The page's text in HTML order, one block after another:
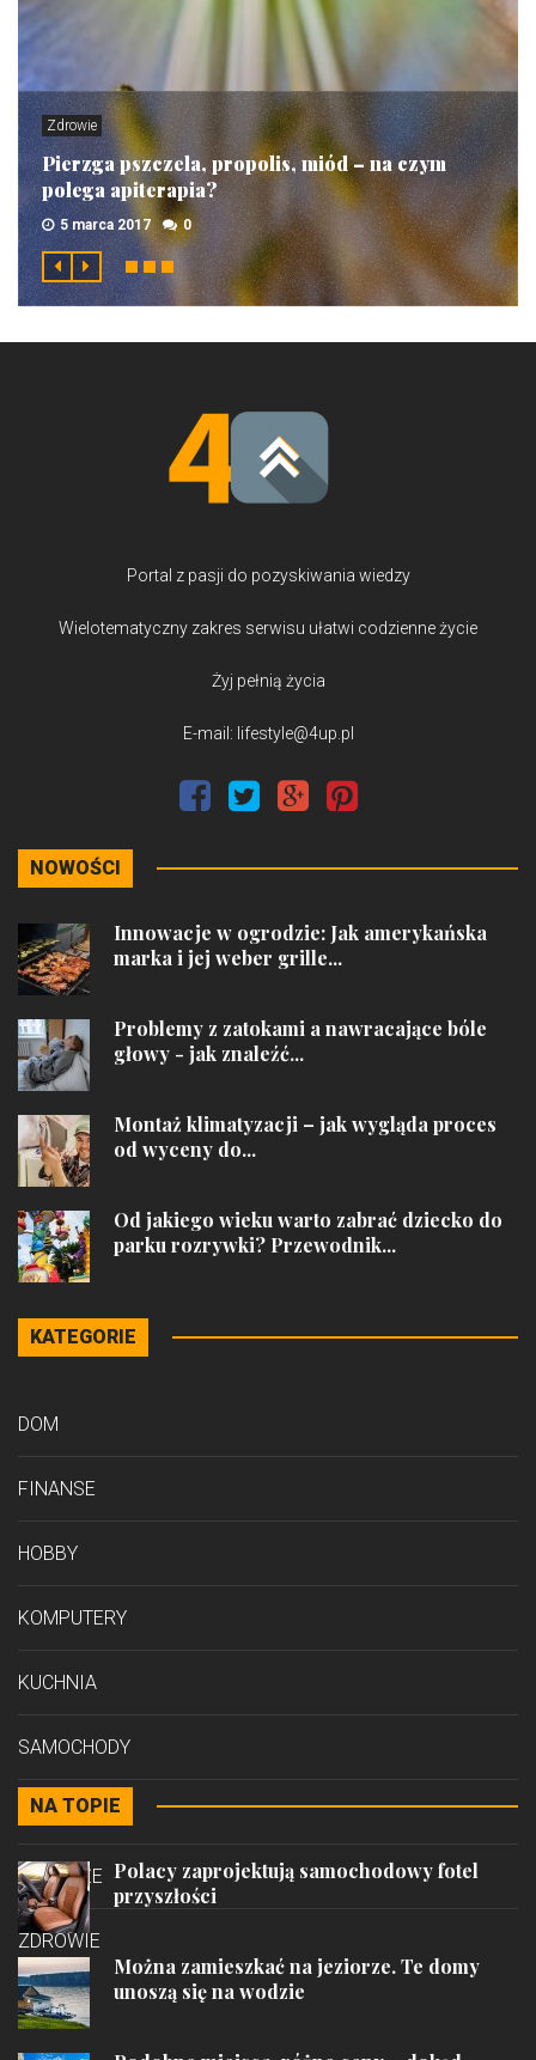
Zdrowie
Pierzga pszczela, propolis, miód – na czym
polega apiterapia?
5 marca 2017 0
Portal z pasji do pozyskiwania wiedzy
Wielotematyczny zakres serwisu ułatwi codzienne życie
Żyj pełnią życia
E-mail: lifestyle@4up.pl
NOWOŚCI
Innowacje w ogrodzie: Jak amerykańska
marka i jej weber grille...
Problemy z zatokami a nawracające bóle
głowy - jak znaleźć...
Montaż klimatyzacji – jak wygląda proces
od wyceny do...
Od jakiego wieku warto zabrać dziecko do
parku rozrywki? Przewodnik...
KATEGORIE
DOM
FINANSE
HOBBY
KOMPUTERY
KUCHNIA
SAMOCHODY
STYL
PODRÓŻE
ZDROWIE
NA TOPIE
Polacy zaprojektują samochodowy fotel
przyszłości
Można zamieszkać na jeziorze. Te domy
unoszą się na wodzie